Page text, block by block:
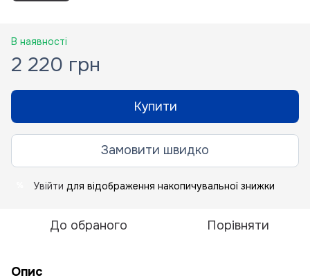
В наявності
2 220 грн
Купити
Замовити швидко
Увійти для відображення накопичувальної знижки
До обраного Порівняти
Опис